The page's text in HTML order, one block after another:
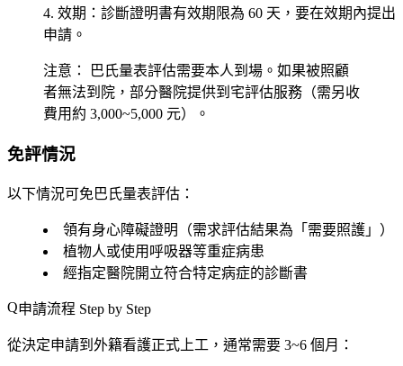
效期 ：診斷證明書有效期限為 60 天 ，要在效期內提出
申請。
注意：
巴氏量表評估需要本人到場。如果被照顧
者無法到院，部分醫院提供到宅評估服務（需另收
費用約 3,000~5,000 元）。
免評情況
以下情況可免巴氏量表評估：
領有身心障礙證明
（需求評估結果為「需要照護」）
植物人或使用 呼吸器等重症病患
經指定醫院開立符合特定病症的診斷書
申請流程 Step by Step
從決定申請到外籍看護正式上工，通常需要 3~6 個月 ：